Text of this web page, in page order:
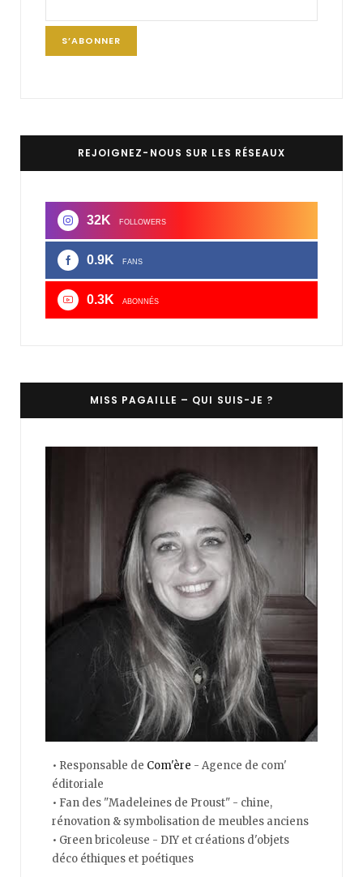
REJOIGNEZ-NOUS SUR LES RÉSEAUX
32K FOLLOWERS
0.9K FANS
0.3K ABONNÉS
MISS PAGAILLE – QUI SUIS-JE ?
• Responsable de Com'ère - Agence de com'
éditoriale
• Fan des "Madeleines de Proust" - chine,
rénovation & symbolisation de meubles anciens
• Green bricoleuse - DIY et créations d'objets
déco éthiques et poétiques